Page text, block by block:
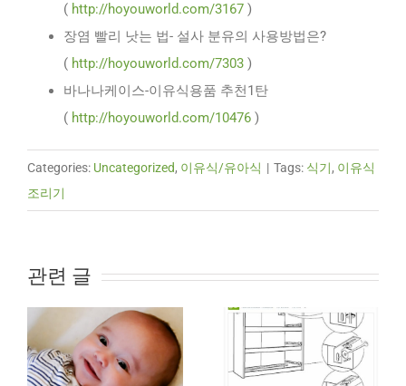
( http://hoyouworld.com/3167 )
장염 빨리 낫는 법- 설사 분유의 사용방법은?
( http://hoyouworld.com/7303 )
바나나케이스-이유식용품 추천1탄
( http://hoyouworld.com/10476 )
Categories: Uncategorized, 이유식/유아식 | Tags: 식기, 이유식
조리기
관련 글